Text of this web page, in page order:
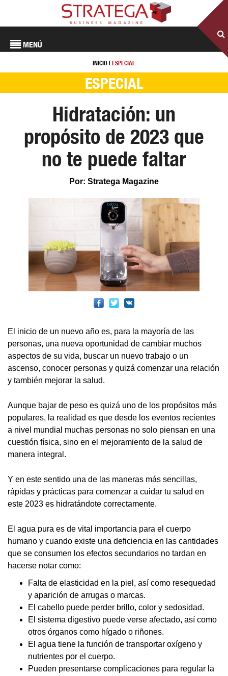
MENÚ
INICIO | ESPECIAL
ESPECIAL
Hidratación: un
propósito de 2023 que
no te puede faltar
Por: Stratega Magazine
El inicio de un nuevo año es, para la mayoría de las
personas, una nueva oportunidad de cambiar muchos
aspectos de su vida, buscar un nuevo trabajo o un
ascenso, conocer personas y quizá comenzar una relación
y también mejorar la salud.
Aunque bajar de peso es quizá uno de los propósitos más
populares, la realidad es que desde los eventos recientes
a nivel mundial muchas personas no solo piensan en una
cuestión física, sino en el mejoramiento de la salud de
manera integral.
Y en este sentido una de las maneras más sencillas,
rápidas y prácticas para comenzar a cuidar tu salud en
este 2023 es hidratándote correctamente.
El agua pura es de vital importancia para el cuerpo
humano y cuando existe una deficiencia en las cantidades
que se consumen los efectos secundarios no tardan en
hacerse notar como:
Falta de elasticidad en la piel, así como resequedad
y aparición de arrugas o marcas.
El cabello puede perder brillo, color y sedosidad.
El sistema digestivo puede verse afectado, así como
otros órganos como hígado o riñones.
El agua tiene la función de transportar oxígeno y
nutrientes por el cuerpo.
Pueden presentarse complicaciones para regular la